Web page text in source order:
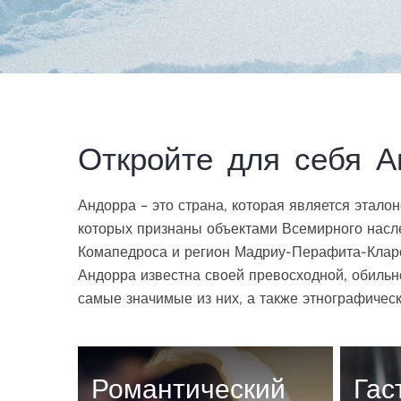
Откройте для себя
Андорра – это страна, которая является
которых признаны объектами Всемирного
Комапедроса и регион Мадриу-Перафита-
Андорра известна своей превосходной,
самые значимые из них, а также
Романтический